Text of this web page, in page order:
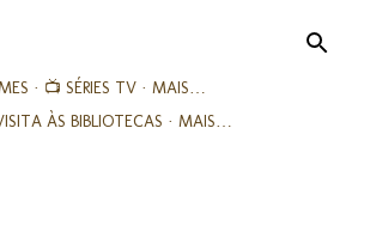
📺 SÉRIES TV
MAIS…
ÀS BIBLIOTECAS MAIS…